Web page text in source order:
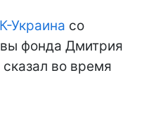
Украина со
фонда Дмитрия
во время